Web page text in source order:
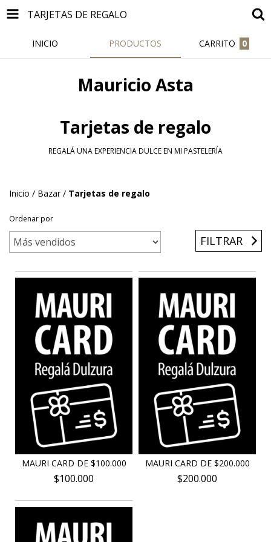
TARJETAS DE REGALO
INICIO PRODUCTOS CARRITO 0
Mauricio Asta
Tarjetas de regalo
REGALÁ UNA EXPERIENCIA DULCE EN MI PASTELERÍA
Inicio / Bazar / Tarjetas de regalo
Ordenar por
FILTRAR
MAURI CARD DE $100.000
$100.000
MAURI CARD DE $200.000
$200.000